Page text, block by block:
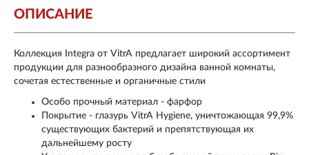
ОПИСАНИЕ
Коллекция Integra от VitrA предлагает широкий ассортимент
продукции для разнообразного дизайна ванной комнаты,
сочетая естественные и органичные стили
Особо прочный материал - фарфор
Покрытие - глазурь VitrA Hygiene, уничтожающая 99,9%
существующих бактерий и препятствующая их
дальнейшему росту